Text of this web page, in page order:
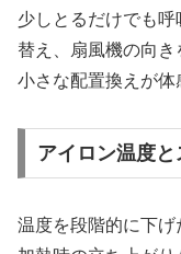
少しとるだけでも
替え、扇風機の向き
小さな配置換えが体
アイロン温度
温度を段階的に下げ